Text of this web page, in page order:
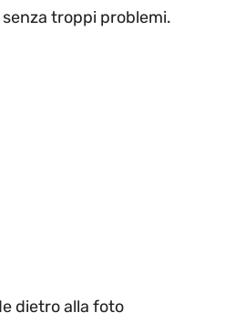
troppi problemi.
dietro alla foto